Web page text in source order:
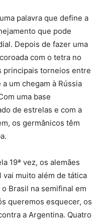
palavra que define a
que pode
Depois de fazer uma
com o tetra no
principais torneios entre
um chegam à Rússia
uma base
de estrelas e com a
os germânicos têm
19ª vez, os alemães
muito além de tática
Brasil na semifinal em
queremos esquecer, os
a Argentina. Quatro